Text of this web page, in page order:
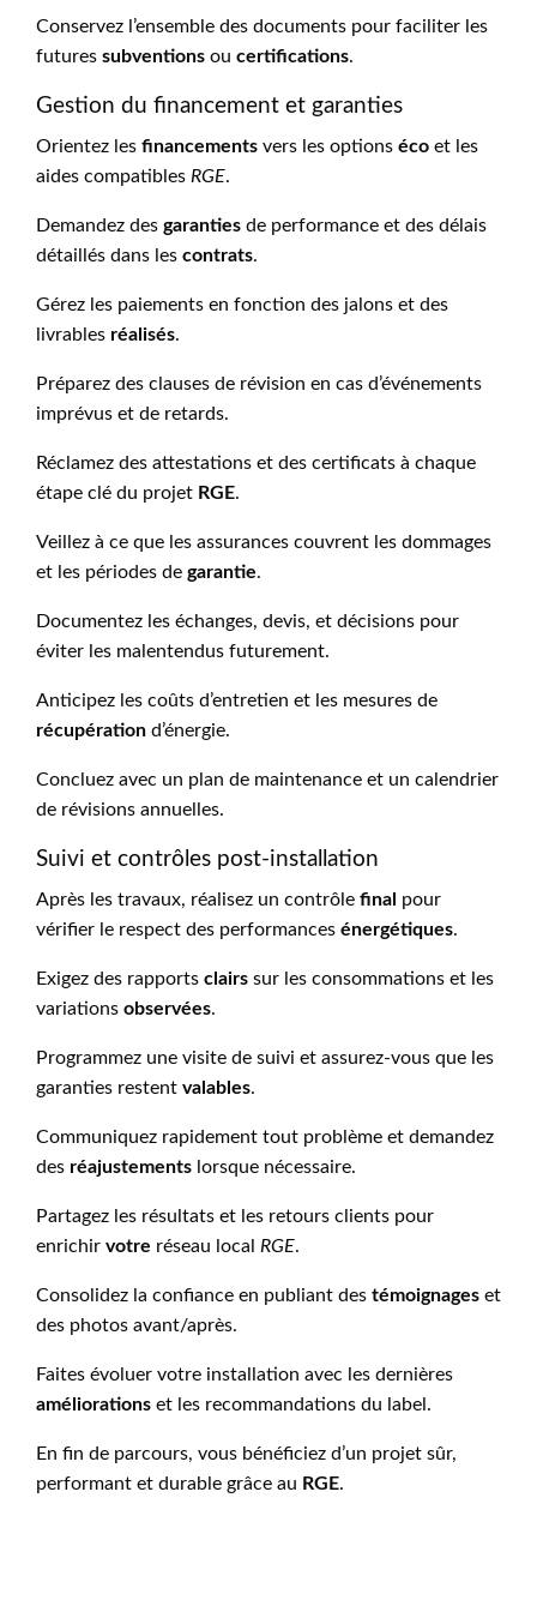
Conservez l’ensemble des documents pour faciliter les
futures subventions ou certifications.
Gestion du financement et garanties
Orientez les financements vers les options éco et les
aides compatibles RGE.
Demandez des garanties de performance et des délais
détaillés dans les contrats.
Gérez les paiements en fonction des jalons et des
livrables réalisés.
Préparez des clauses de révision en cas d’événements
imprévus et de retards.
Réclamez des attestations et des certificats à chaque
étape clé du projet RGE.
Veillez à ce que les assurances couvrent les dommages
et les périodes de garantie.
Documentez les échanges, devis, et décisions pour
éviter les malentendus futurement.
Anticipez les coûts d’entretien et les mesures de
récupération d’énergie.
Concluez avec un plan de maintenance et un calendrier
de révisions annuelles.
Suivi et contrôles post-installation
Après les travaux, réalisez un contrôle final pour
vérifier le respect des performances énergétiques.
Exigez des rapports clairs sur les consommations et les
variations observées.
Programmez une visite de suivi et assurez-vous que les
garanties restent valables.
Communiquez rapidement tout problème et demandez
des réajustements lorsque nécessaire.
Partagez les résultats et les retours clients pour
enrichir votre réseau local RGE.
Consolidez la confiance en publiant des témoignages et
des photos avant/après.
Faites évoluer votre installation avec les dernières
améliorations et les recommandations du label.
En fin de parcours, vous bénéficiez d’un projet sûr,
performant et durable grâce au RGE.